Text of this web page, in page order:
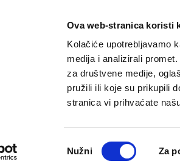
Ova web-stranica koristi
Kolačiće upotrebljavamo
medija i analizirali
za društvene medije,
pružili ili koje su prikupili
stranica vi prihvaćate
pristanka
Nužni Za